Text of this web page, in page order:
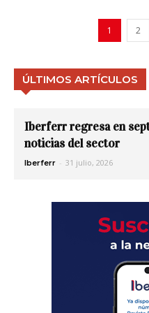
1 2
ÚLTIMOS ARTÍCULOS
Iberferr regresa en
noticias del sector
Iberferr - 31 julio, 2026